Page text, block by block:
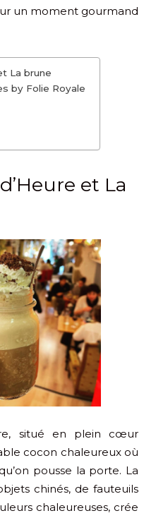
un moment gourmand
La brune
by Folie Royale
et La
situé en plein cœur
cocon chaleureux où
pousse la porte. La
chinés, de fauteuils
chaleureuses, crée